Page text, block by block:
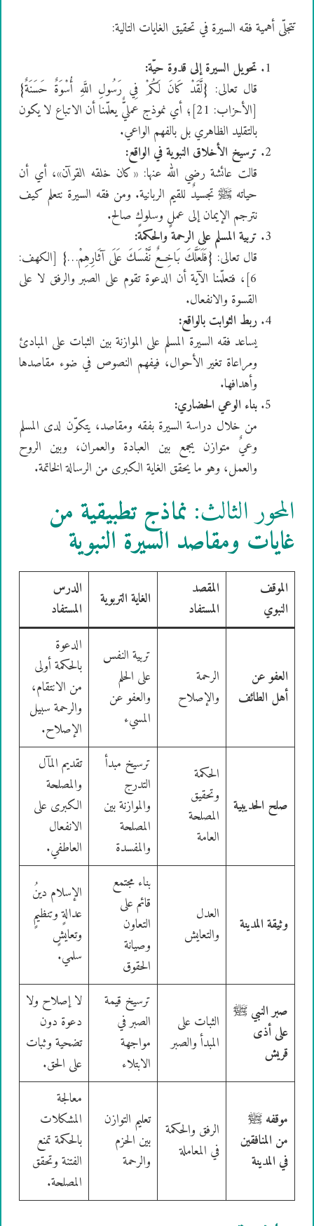
تتجلّى أهمية فقه السيرة في تحقيق الغايات التالية:
تحويل السيرة إلى قدوة حيّة:
قال تعالى: {لَّقَدْ كَانَ لَكُمْ فِي رَسُولِ اللَّهِ أُسْوَةٌ حَسَنَةٌ}
[الأحزاب: 21]؛ أي نموذج عمليٌّ يعلّمنا أن الاتباع لا يكون
بالتقليد الظاهري بل بالفهم الواعي.
ترسيخ الأخلاق النبوية في الواقع:
قالت عائشة رضي الله عنها: «كان خلقه القرآن»، أي أن
حياته ﷺ تجسيدٌ للقيم الربانية. ومن فقه السيرة نتعلم كيف
نترجم الإيمان إلى عملٍ وسلوكٍ صالح.
تربية المسلم على الرحمة والحكمة:
قال تعالى: {فَلَعَلَّكَ بَاخِعٌ نَّفْسَكَ عَلَى آثَارِهِمْ…} [الكهف:
6]، فتعلّمنا الآية أن الدعوة تقوم على الصبر والرفق لا على
القسوة والانفعال.
ربط الثوابت بالواقع:
يساعد فقه السيرة المسلم على الموازنة بين الثبات على المبادئ
ومراعاة تغير الأحوال، فيفهم النصوص في ضوء مقاصدها
وأهدافها.
بناء الوعي الحضاري:
من خلال دراسة السيرة بفقه ومقاصد، يتكوّن لدى المسلم
وعيٌ متوازن يجمع بين العبادة والعمران، وبين الروح
والعمل، وهو ما يحقق الغاية الكبرى من الرسالة الخاتمة.
المحور الثالث: نماذج تطبيقية من
غايات ومقاصد السيرة النبوية
الموقف
النبوي
المقصد
المستفاد
الغاية التربوية
الدرس
المستفاد
العفو عن
أهل الطائف
الرحمة
والإصلاح
تربية النفس
على الحلم
والعفو عن
المسيء
الدعوة
بالحكمة أولى
من الانتقام،
والرحمة سبيل
الإصلاح.
صلح الحديبية
الحكمة
وتحقيق
المصلحة
العامة
ترسيخ مبدأ
التدرج
والموازنة بين
المصلحة
والمفسدة
تقديم المآل
والمصلحة
الكبرى على
الانفعال
العاطفي.
وثيقة المدينة
العدل
والتعايش
بناء مجتمع
قائم على
التعاون
وصيانة
الحقوق
الإسلام دينُ
عدالةٍ وتنظيمٍ
وتعايشٍ
سلمي.
صبر النبي ﷺ
على أذى
قريش
الثبات على
المبدأ والصبر
ترسيخ قيمة
الصبر في
مواجهة
الابتلاء
لا إصلاح ولا
دعوة دون
تضحية وثبات
على الحق.
موقفه ﷺ
من المنافقين
في المدينة
الرفق والحكمة
في المعاملة
تعليم التوازن
بين الحزم
والرحمة
معالجة
المشكلات
بالحكمة تمنع
الفتنة وتحقق
المصلحة.